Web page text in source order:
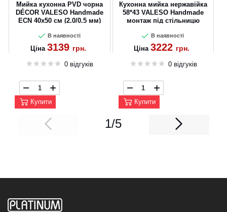
Мийка кухонна PVD чорна
DÉCOR VALESO Handmade
ECN 40х50 см (2.0/0.5 мм)
В наявності
Ціна 3139 грн.
0 відгуків
Купити
Кухонна мийка нержавійка
58*43 VALESO Handmade
монтаж під стільницю
В наявності
Ціна 3222 грн.
0 відгуків
Купити
1/5